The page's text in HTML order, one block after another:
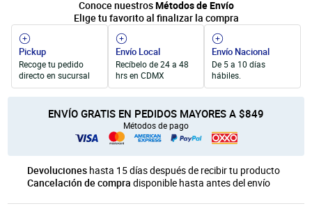
Productos para Personalización
Velas y Portavelas
Quinqués
Manualidades Navideñas
Conoce nuestrosMétodos de Envío
Elige tu favorito al finalizar la compra
Pickup
Recoge tu pedido
directo en sucursal
Envío Local
Recíbelo de 24 a 48
hrs en CDMX
Envío Nacional
De 5 a 10 días
hábiles.
ENVÍO GRATIS EN PEDIDOS MAYORES A $849
Métodos de pago
Devoluciones hasta 15 días después de recibir tu producto
Cancelación de compra disponible hasta antes del envío